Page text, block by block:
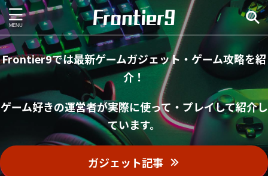
Frontier9では最新ゲームガジェット・ゲーム攻略を紹
介！
ゲーム好きの運営者が実際に使って・プレイして紹介し
ています。
ガジェット記事